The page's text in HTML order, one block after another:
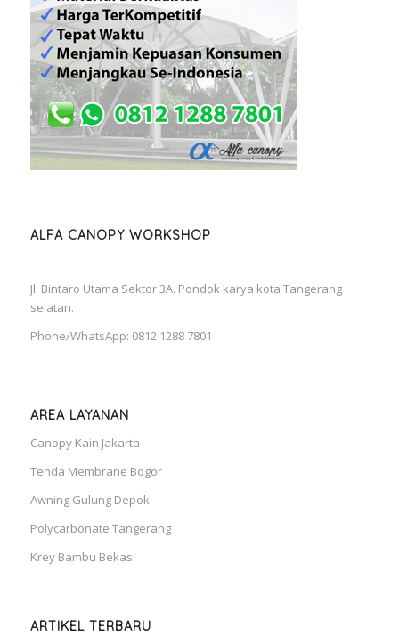
ALFA CANOPY WORKSHOP
Jl. Bintaro Utama Sektor 3A. Pondok karya kota Tangerang
selatan.
Phone/WhatsApp: 0812 1288 7801
AREA LAYANAN
Canopy Kain Jakarta
Tenda Membrane Bogor
Awning Gulung Depok
Polycarbonate Tangerang
Krey Bambu Bekasi
ARTIKEL TERBARU